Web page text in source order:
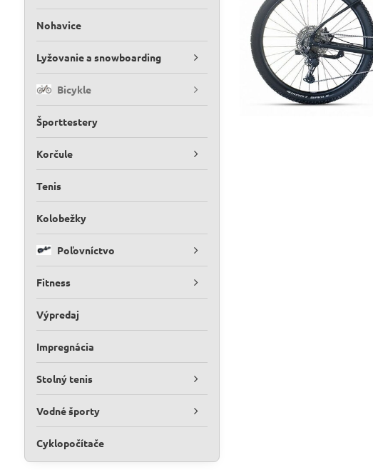
Nohavice
Lyžovanie a snowboarding
Bicykle
Športtestery
Korčule
Tenis
Kolobežky
Poľovníctvo
Fitness
Výpredaj
Impregnácia
Stolný tenis
Vodné športy
Cyklopočítače